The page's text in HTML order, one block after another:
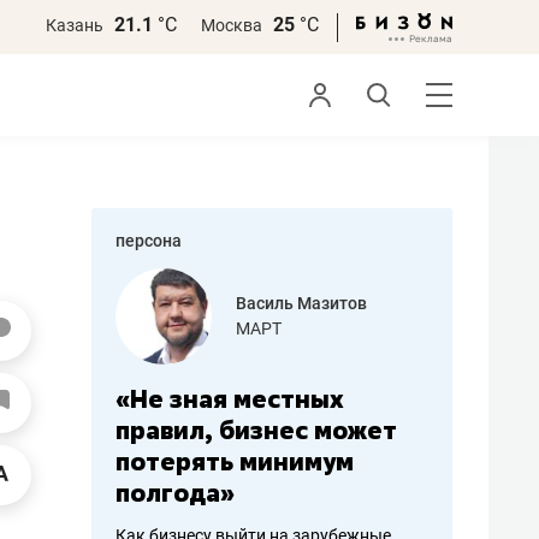
Казань 21.1 °С Москва 25 °С
персона
работа
Василь Мазитов
МАРТ
«Не зная местных
правил, бизнес может
потерять минимум
полгода»